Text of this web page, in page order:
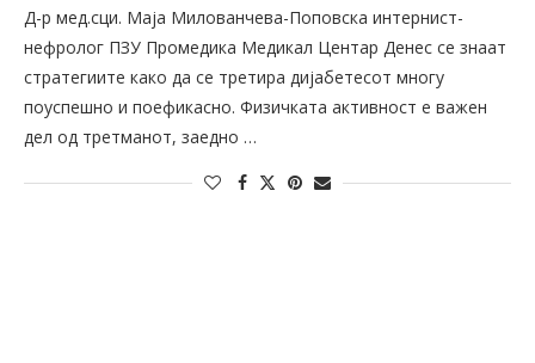
Д-р мед.сци. Маја Милованчева-Поповска интернист-
нефролог ПЗУ Промедика Медикал Центар Денес се знаат
стратегиите како да се третира дијабетесот многу
поуспешно и поефикасно. Физичката активност е важен
дел од третманот, заедно …